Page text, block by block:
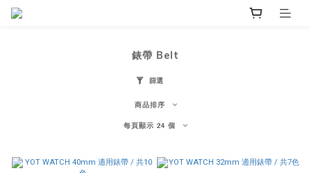
錶帶 Belt
篩選
商品排序
每頁顯示 24 個